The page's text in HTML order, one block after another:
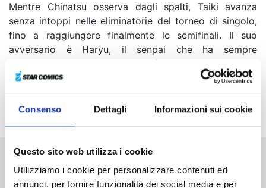
Consenso Dettagli Informazioni sui cookie
Questo sito web utilizza i cookie
Utilizziamo i cookie per personalizzare contenuti ed
annunci, per fornire funzionalità dei social media e per
Mentre Chinatsu osserva dagli spalti, Taiki avanza
senza intoppi nelle eliminatorie del torneo di singolo,
fino a raggiungere finalmente le semifinali. Il suo
avversario è Haryu, il senpai che ha sempre
ammirato... Chi dei due riuscirà ad avere la meglio
conquistando così un posto per il Campionato
Nazionale? I sentimenti del senpai e quelli del suo
kohai stanno per scontrarsi!
Altri volumi della serie